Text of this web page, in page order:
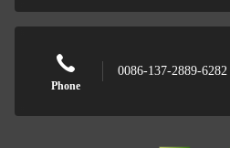
Phone
0086-137-2889-6282